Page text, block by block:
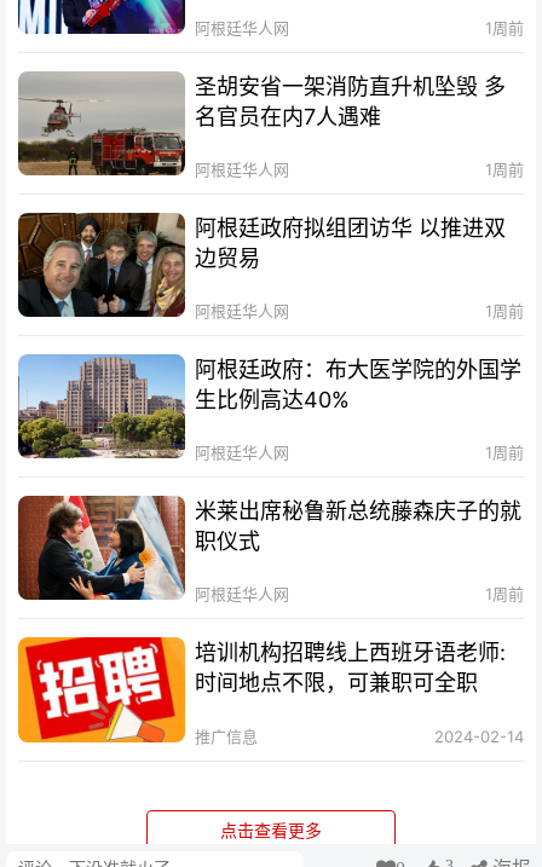
阿根廷华人网 1周前
圣胡安省一架消防直升机坠毁 多
名官员在内7人遇难
阿根廷华人网 1周前
阿根廷政府拟组团访华 以推进双
边贸易
阿根廷华人网 1周前
阿根廷政府：布大医学院的外国学
生比例高达40%
阿根廷华人网 1周前
米莱出席秘鲁新总统藤森庆子的就
职仪式
阿根廷华人网 1周前
培训机构招聘线上西班牙语老师:
时间地点不限，可兼职可全职
推广信息 2024-02-14
点击查看更多